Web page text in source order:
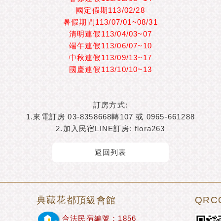
國定假期113/02/28
暑假期間113/07/01~08/31
清明連假113/04/03~07
端午連假113/06/07~10
中秋連假113/09/13~17
國慶連假113/10/10~13
訂房方式:
1.來電訂房 03-8358668轉107 或 0965-661288
2.加入民宿LINE訂房: flora263
返回列表
典藏花都頂級會館
合法民宿編號：1856